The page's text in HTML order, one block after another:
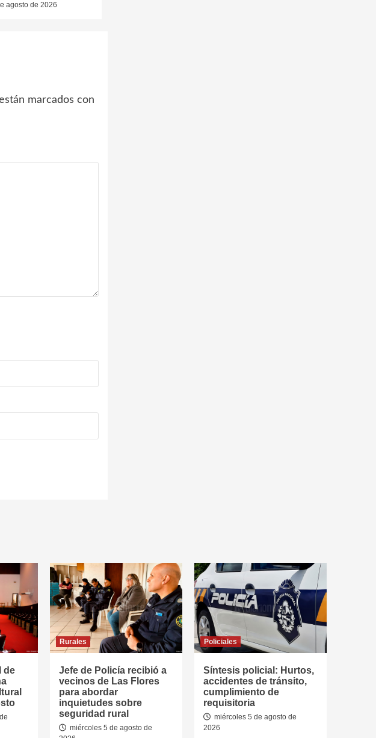
agosto de 2026
marcados con
de
Rurales
Jefe de Policía recibió a
vecinos de Las Flores
para abordar
inquietudes sobre
seguridad rural
miércoles 5 de agosto de
Policiales
Síntesis policial: Hurtos,
accidentes de tránsito,
cumplimiento de
requisitoria
miércoles 5 de agosto de
2026